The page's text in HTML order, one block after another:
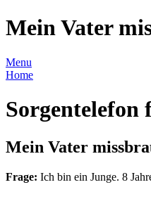
Mein Vater
Menu
Home
Mein Vater
Frage: Ich bin ein Junge. 8